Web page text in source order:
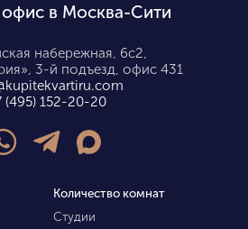
офис в Москва-Сити
набережная, 6с2,
3-й подъезд, офис 431
(495) 152-20-20
Количество комнат
Студии